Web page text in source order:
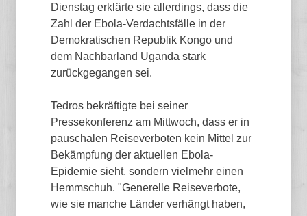
Dienstag erklärte sie allerdings, dass die
Zahl der Ebola-Verdachtsfälle in der
Demokratischen Republik Kongo und
dem Nachbarland Uganda stark
zurückgegangen sei.
Tedros bekräftigte bei seiner
Pressekonferenz am Mittwoch, dass er in
pauschalen Reiseverboten kein Mittel zur
Bekämpfung der aktuellen Ebola-
Epidemie sieht, sondern vielmehr einen
Hemmschuh. "Generelle Reiseverbote,
wie sie manche Länder verhängt haben,